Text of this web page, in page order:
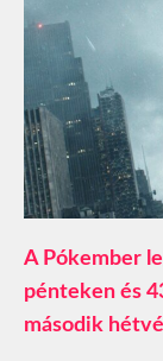
A Pókember
pénteken és
második